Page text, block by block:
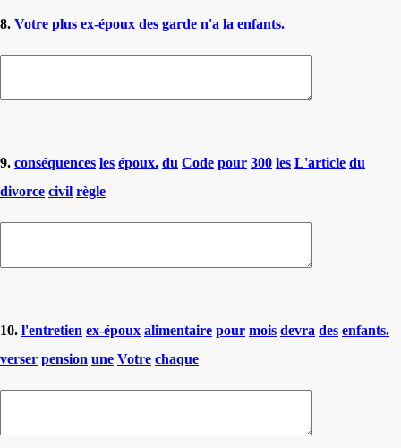
8. Votre plus ex-époux des garde n'a la enfants.
9. conséquences les époux. du Code pour 300 les L'article du
divorce civil règle
10. l'entretien ex-époux alimentaire pour mois devra des enfants.
verser pension une Votre chaque